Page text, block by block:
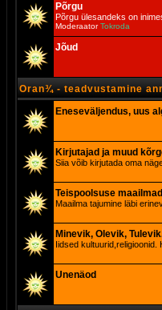
Põrgu
Põrgu ülesandeks on
ModeraatorTokroda
Jõud
Oran¾ - teadvustamine
Eneseväljendus, uus
Kirjutajad ja muud
Siia võib kirjutada oma
Teispoolsuse
Maailma tajumine läbi
Minevik, Olevik,
Iidsed kultuurid,religioonid.
Unenäod